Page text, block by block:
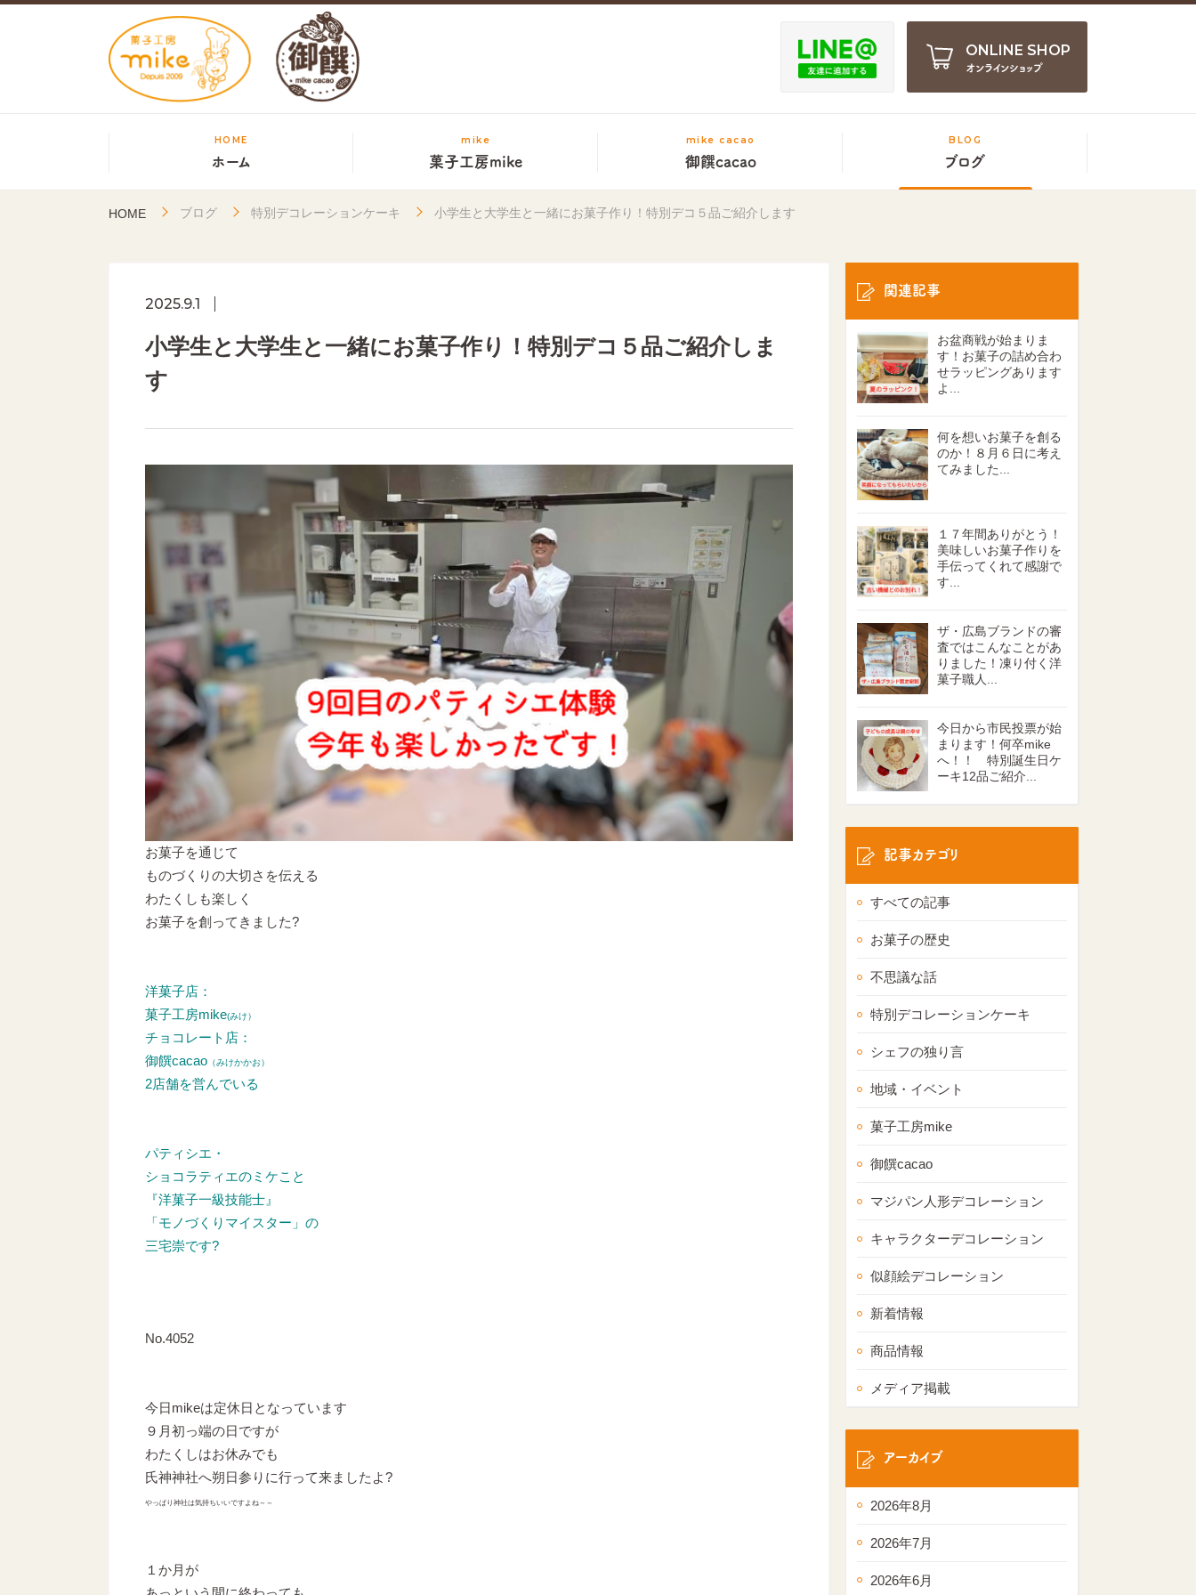
ONLINE SHOP
オンラインショップ
HOME
ホーム
mike
菓子工房mike
mike cacao
御饌cacao
BLOG
ブログ
HOME ブログ 特別デコレーションケーキ 小学生と大学生と一緒にお菓子作り！特別デコ５品ご紹介します
2025.9.1
小学生と大学生と一緒にお菓子作り！特別デコ５品ご紹介しま
す
お菓子を通じて
ものづくりの大切さを伝える
わたくしも楽しく
お菓子を創ってきました?
洋菓子店：
菓子工房mike(みけ）
チョコレート店：
御饌cacao （みけかかお）
2店舗を営んでいる
パティシエ・
ショコラティエのミケこと
『洋菓子一級技能士』
「モノづくりマイスター」の
三宅崇です?
No.4052
今日mikeは定休日となっています
９月初っ端の日ですが
わたくしはお休みでも
氏神神社へ朔日参りに行って来ましたよ?
やっぱり神社は気持ちいいですよね～～
１か月が
関連記事
お盆商戦が始まりま
す！お菓子の詰め合わ
せラッピングあります
よ...
何を想いお菓子を創る
のか！８月６日に考え
てみました...
１７年間ありがとう！
美味しいお菓子作りを
手伝ってくれて感謝で
す...
ザ・広島ブランドの審
査ではこんなことがあ
りました！凍り付く洋
菓子職人...
今日から市民投票が始
まります！何卒mike
へ！！ 特別誕生日ケ
ーキ12品ご紹介...
記事カテゴリ
すべての記事
お菓子の歴史
不思議な話
特別デコレーションケーキ
シェフの独り言
地域・イベント
菓子工房mike
御饌cacao
マジパン人形デコレーション
キャラクターデコレーション
似顔絵デコレーション
新着情報
商品情報
メディア掲載
アーカイブ
2026年8月
2026年7月
2026年6月